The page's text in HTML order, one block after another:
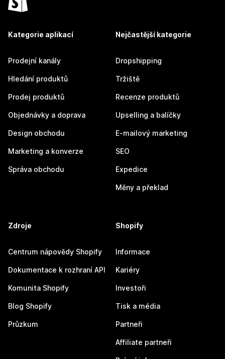
Kategorie aplikací
Prodejní kanály
Hledání produktů
Prodej produktů
Objednávky a doprava
Design obchodu
Marketing a konverze
Správa obchodu
Nejčastější kategorie
Dropshipping
Tržiště
Recenze produktů
Upselling a balíčky
E-mailový marketing
SEO
Expedice
Měny a překlad
Zdroje
Centrum nápovědy Shopify
Dokumentace k rozhraní API
Komunita Shopify
Blog Shopify
Průzkum
Shopify
Informace
Kariéry
Investoři
Tisk a média
Partneři
Affiliate partneři